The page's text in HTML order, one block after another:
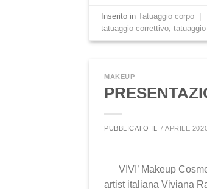
Inserito inTatuaggio corpo
tatuaggio correttivo ,
MAKEUP
PUBBLICATO IL 7 APRILE
VIVI’ Makeup
artist italiana Viviana